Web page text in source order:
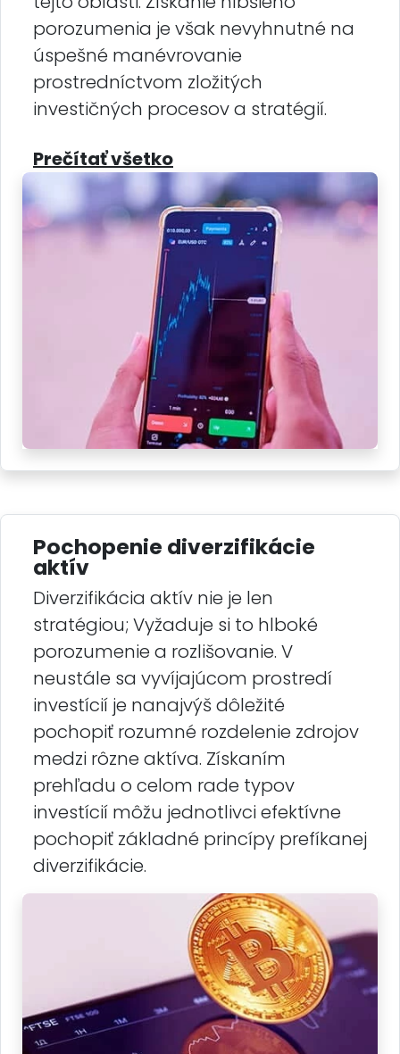
porozumenia je však nevyhnutné na
úspešné manévrovanie
prostredníctvom zložitých
investičných procesov a stratégií.
Prečítať všetko
Pochopenie diverzifikácie
aktív
Diverzifikácia aktív nie je len
stratégiou; Vyžaduje si to hlboké
porozumenie a rozlišovanie. V
neustále sa vyvíjajúcom prostredí
investícií je nanajvýš dôležité
pochopiť rozumné rozdelenie zdrojov
medzi rôzne aktíva. Získaním
prehľadu o celom rade typov
investícií môžu jednotlivci efektívne
pochopiť základné princípy prefíkanej
diverzifikácie.